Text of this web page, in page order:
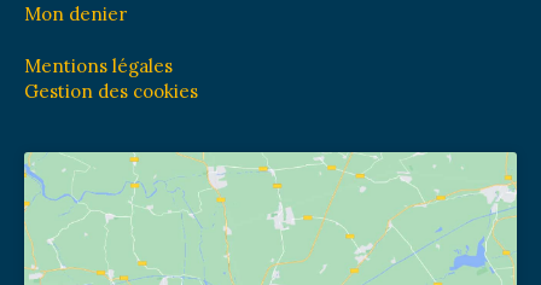
Mon denier
Mentions légales
Gestion des cookies